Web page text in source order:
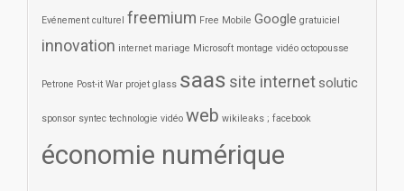
Evénement culturel freemium Free Mobile Google gratuiciel
innovation internet mariage Microsoft montage vidéo octopousse
Petrone Post-it War projet glass saas site internet solutic
sponsor syntec technologie vidéo web wikileaks ; facebook
économie numérique